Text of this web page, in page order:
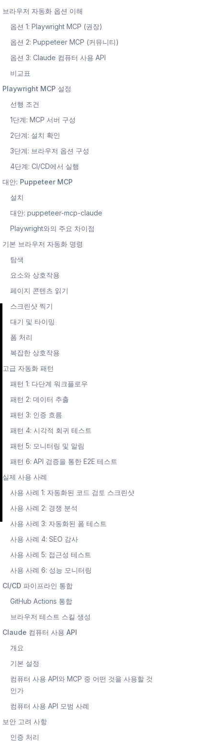
브라우저 자동화 옵션 이해
옵션 1: Playwright MCP (권장)
옵션 2: Puppeteer MCP (커뮤니티)
옵션 3: Claude 컴퓨터 사용 API
비교표
Playwright MCP 설정
선행 조건
1단계: MCP 서버 구성
2단계: 설치 확인
3단계: 브라우저 옵션 구성
4단계: CI/CD에서 실행
대안: Puppeteer MCP
설치
대안: puppeteer-mcp-claude
Playwright와의 주요 차이점
기본 브라우저 자동화 명령
탐색
요소와 상호작용
페이지 콘텐츠 읽기
스크린샷 찍기
대기 및 타이밍
폼 처리
복잡한 상호작용
고급 자동화 패턴
패턴 1: 다단계 워크플로우
패턴 2: 데이터 추출
패턴 3: 인증 흐름
패턴 4: 시각적 회귀 테스트
패턴 5: 모니터링 및 알림
패턴 6: API 검증을 통한 E2E 테스트
실제 사용 사례
사용 사례 1: 자동화된 코드 검토 스크린샷
사용 사례 2: 경쟁 분석
사용 사례 3: 자동화된 폼 테스트
사용 사례 4: SEO 감사
사용 사례 5: 접근성 테스트
사용 사례 6: 성능 모니터링
CI/CD 파이프라인 통합
GitHub Actions 통합
브라우저 테스트 스킬 생성
Claude 컴퓨터 사용 API
개요
기본 설정
컴퓨터 사용 API와 MCP 중 어떤 것을 사용할 것
인가
컴퓨터 사용 API 모범 사례
보안 고려 사항
인증 처리